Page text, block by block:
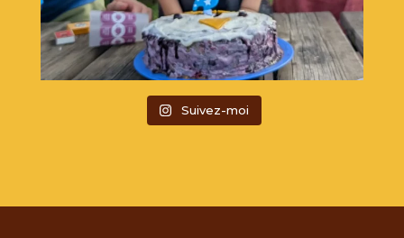
Suivez-moi